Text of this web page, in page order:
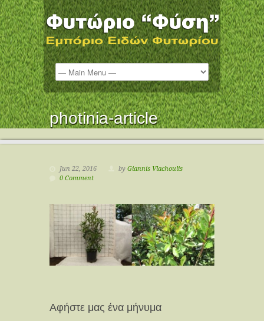
photinia-article
Jun 22, 2016 by Giannis Vlachoulis
0 Comment
Αφήστε μας ένα μήνυμα